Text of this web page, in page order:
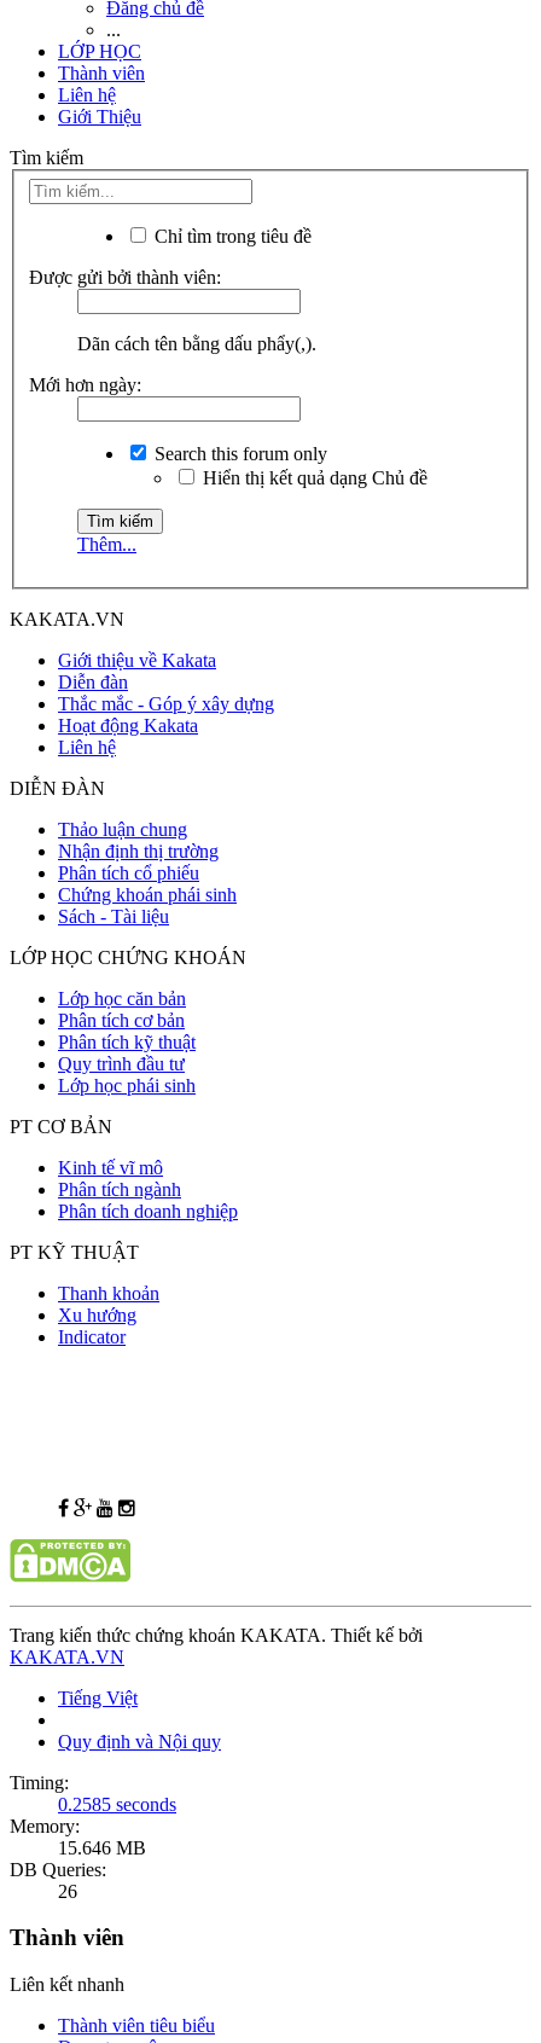
Đăng chủ đề
...
LỚP HỌC
Thành viên
Liên hệ
Giới Thiệu
Tìm kiếm
Chỉ tìm trong tiêu đề
Được gửi bởi thành viên:
Dãn cách tên bằng dấu phẩy(,).
Mới hơn ngày:
Search this forum only
Hiển thị kết quả dạng Chủ đề
Thêm...
KAKATA.VN
Giới thiệu về Kakata
Diễn đàn
Thắc mắc - Góp ý xây dựng
Hoạt động Kakata
Liên hệ
DIỄN ĐÀN
Thảo luận chung
Nhận định thị trường
Phân tích cổ phiếu
Chứng khoán phái sinh
Sách - Tài liệu
LỚP HỌC CHỨNG KHOÁN
Lớp học căn bản
Phân tích cơ bản
Phân tích kỹ thuật
Quy trình đầu tư
Lớp học phái sinh
PT CƠ BẢN
Kinh tế vĩ mô
Phân tích ngành
Phân tích doanh nghiệp
PT KỸ THUẬT
Thanh khoản
Xu hướng
Indicator
Trang kiến thức chứng khoán KAKATA. Thiết kế bởi
KAKATA.VN
Tiếng Việt
Quy định và Nội quy
Timing:
0.2585 seconds
Memory:
15.646 MB
DB Queries:
26
Thành viên
Liên kết nhanh
Thành viên tiêu biểu